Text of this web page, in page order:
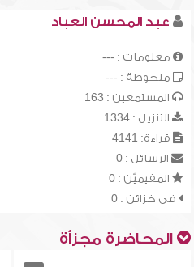
عبد المحسن العباد
معلومات : ---
ملحوظة : ---
المستمعين : 163
التنزيل : 1334
قراءة: 4141
الرسائل : 0
المقيميّن : 0
في خزائن : 0
المحاضرة مجزأة